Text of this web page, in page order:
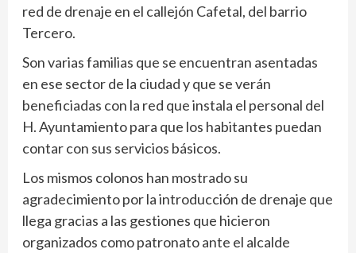
red de drenaje en el callejón Cafetal, del barrio
Tercero.
Son varias familias que se encuentran asentadas
en ese sector de la ciudad y que se verán
beneficiadas con la red que instala el personal del
H. Ayuntamiento para que los habitantes puedan
contar con sus servicios básicos.
Los mismos colonos han mostrado su
agradecimiento por la introducción de drenaje que
llega gracias a las gestiones que hicieron
organizados como patronato ante el alcalde